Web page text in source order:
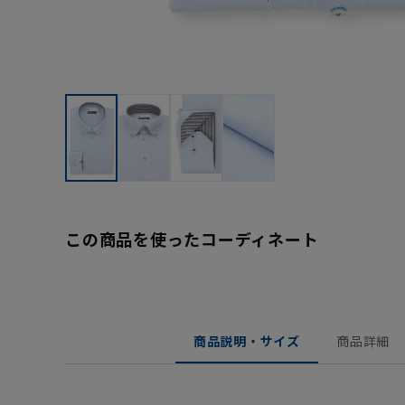
この商品を使ったコーディネート
商品説明・サイズ 商品詳細